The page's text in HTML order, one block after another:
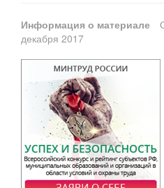
Информация о материале
декабря 2017